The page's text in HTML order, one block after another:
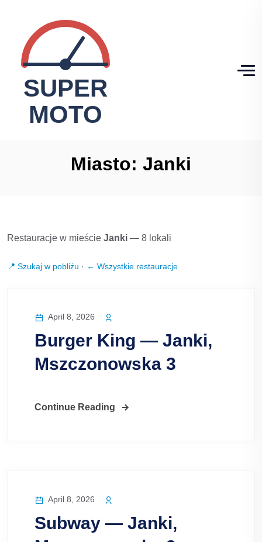
Miasto: Janki
Restauracje w mieście Janki — 8 lokali
📍 Szukaj w pobliżu · ← Wszystkie restauracje
April 8, 2026
Burger King — Janki,
Mszczonowska 3
Continue Reading
April 8, 2026
Subway — Janki,